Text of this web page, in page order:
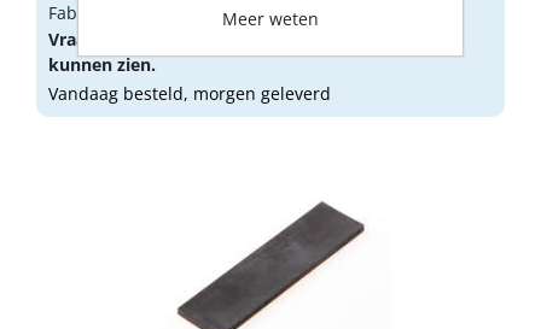
Fabrikant artikel nummer: BR91011002202
Vraag een
kunnen zien.
Vandaag besteld, morgen geleverd
Meer weten